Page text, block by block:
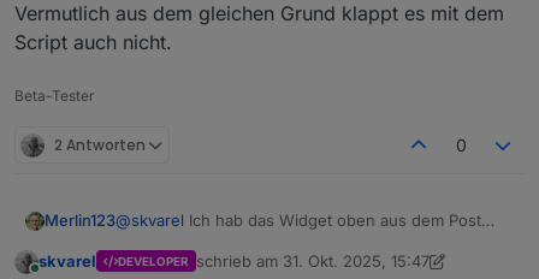
Vermutlich aus dem gleichen Grund klappt es mit dem
Script auch nicht.
Beta-Tester
2 Antworten 0
Merlin123@skvarel Ich hab das Widget oben aus dem Post
Ich denke, das ist irgendwas mit den Pfaden.
Wenn ich euer Widget nehme (also neu in die View
skvarel DEVELOPER schrieb am 31. Okt. 2025, 15:47
zuletzt editiert von skvarel